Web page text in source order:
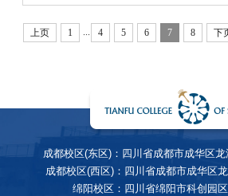
需要，将面向社会及应届毕业生招聘
员，有关事项如下：一、招聘岗位：
名（成都校区）二、招聘条件岗位名
上页 1 4 5 6 7 8 下
成都校区(东区)：四川省成都市成华区
成都校区(西区)：四川省成都市成华区
绵阳校区：四川省绵阳市科创园